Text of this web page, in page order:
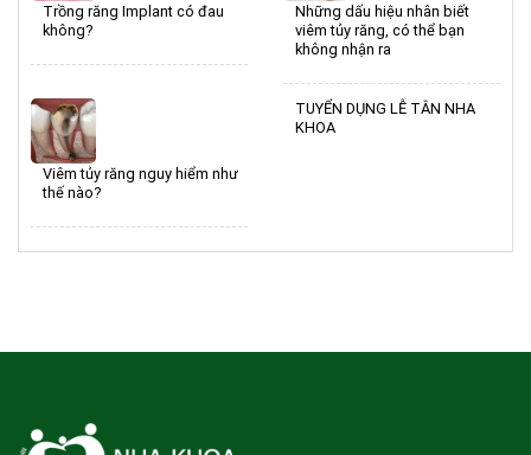
Trồng răng Implant có đau
không?
Những dấu hiệu nhân biết
viêm tủy răng, có thể bạn
không nhận ra
Viêm tủy răng nguy hiểm như
thế nào?
TUYỂN DỤNG LỄ TÂN NHA
KHOA